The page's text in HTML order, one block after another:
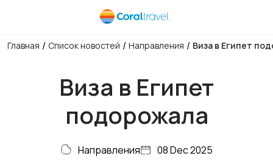
Главная / Список новостей / Направления / Виза в Египет
Виза в Египет
подорожала
Направления 08 Dec 2025